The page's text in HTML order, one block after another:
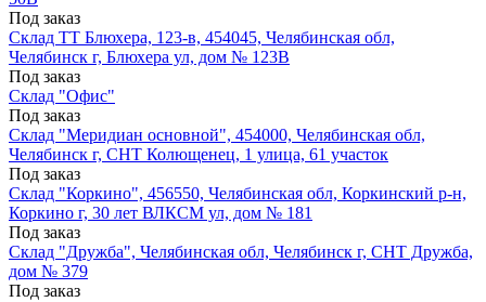
Под заказ
Склад ТТ Блюхера, 123-в, 454045, Челябинская обл,
Челябинск г, Блюхера ул, дом № 123В
Под заказ
Склад "Офис"
Под заказ
Склад "Меридиан основной", 454000, Челябинская обл,
Челябинск г, СНТ Колющенец, 1 улица, 61 участок
Под заказ
Склад "Коркино", 456550, Челябинская обл, Коркинский р-н,
Коркино г, 30 лет ВЛКСМ ул, дом № 181
Под заказ
Склад "Дружба", Челябинская обл, Челябинск г, СНТ Дружба,
дом № 379
Под заказ